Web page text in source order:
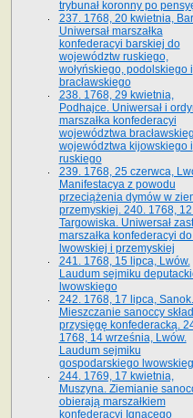
trybunał koronny po
237. 1768, 20 kwietnia,
Uniwersał marszałka
konfederacyi barskiej do
województw ruskiego,
wołyńskiego, podolskiego i
bracławskiego
238. 1768, 29 kwietnia,
Podhajce. Uniwersał i
marszałka konfederacyi
województwa
wo­jewództwa kijowskiego i
ruskiego
239. 1768, 25 czerwca,
Manifestacya z powodu
przeciążenia dymów w
przemyskiej. 240. 1768,
Targowiska. Uniwersał
marszałka konfederacyi
lwowskiej i przemyskiej
241. 1768, 15 lipca, Lwów.
Laudum sejmiku
lwowskiego
242. 1768, 17 lipca, Sanok.
Mieszczanie sanoccy
przysięgę konfederacką.
1768, 14 września, Lwów.
Laudum sejmiku
gospodarskiego
244. 1769, 17 kwietnia,
Muszyna. Ziemianie
obierają marszałkiem
konfederacyi Ignacego